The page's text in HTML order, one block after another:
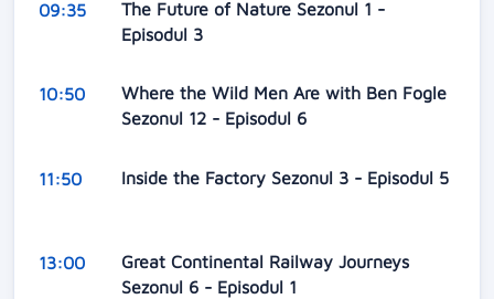
09:35
The Future of Nature Sezonul 1 -
Episodul 3
10:50
Where the Wild Men Are with Ben Fogle
Sezonul 12 - Episodul 6
11:50 Inside the Factory Sezonul 3 - Episodul 5
13:00
Great Continental Railway Journeys
Sezonul 6 - Episodul 1